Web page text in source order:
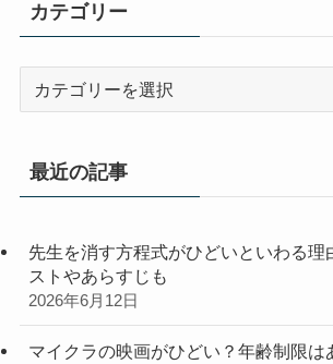
カテゴリー
リ
最近の記事
先生を消す方程式がひどいといわる理
ストやあらすじも
2026年6月12日
マイクラの映画がひどい？年齢制限は